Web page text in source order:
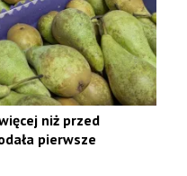
niż przed
pierwsze